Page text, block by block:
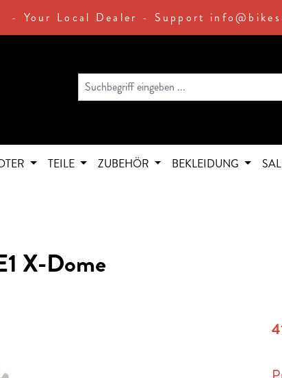
- Your Local Dealer - Support
TEILE ZUBEHÖR BEKLEIDUNG
X-Dome